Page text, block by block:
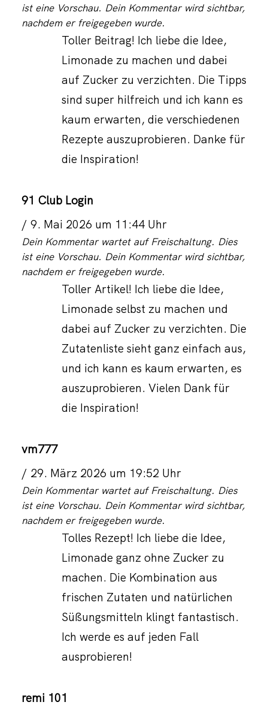
ist eine Vorschau. Dein Kommentar wird sichtbar,
nachdem er freigegeben wurde.
Toller Beitrag! Ich liebe die Idee,
Limonade zu machen und dabei
auf Zucker zu verzichten. Die Tipps
sind super hilfreich und ich kann es
kaum erwarten, die verschiedenen
Rezepte auszuprobieren. Danke für
die Inspiration!
91 Club Login
9. Mai 2026 um 11:44 Uhr
Dein Kommentar wartet auf Freischaltung. Dies
ist eine Vorschau. Dein Kommentar wird sichtbar,
nachdem er freigegeben wurde.
Toller Artikel! Ich liebe die Idee,
Limonade selbst zu machen und
dabei auf Zucker zu verzichten. Die
Zutatenliste sieht ganz einfach aus,
und ich kann es kaum erwarten, es
auszuprobieren. Vielen Dank für
die Inspiration!
vm777
29. März 2026 um 19:52 Uhr
Dein Kommentar wartet auf Freischaltung. Dies
ist eine Vorschau. Dein Kommentar wird sichtbar,
nachdem er freigegeben wurde.
Tolles Rezept! Ich liebe die Idee,
Limonade ganz ohne Zucker zu
machen. Die Kombination aus
frischen Zutaten und natürlichen
Süßungsmitteln klingt fantastisch.
Ich werde es auf jeden Fall
ausprobieren!
remi 101